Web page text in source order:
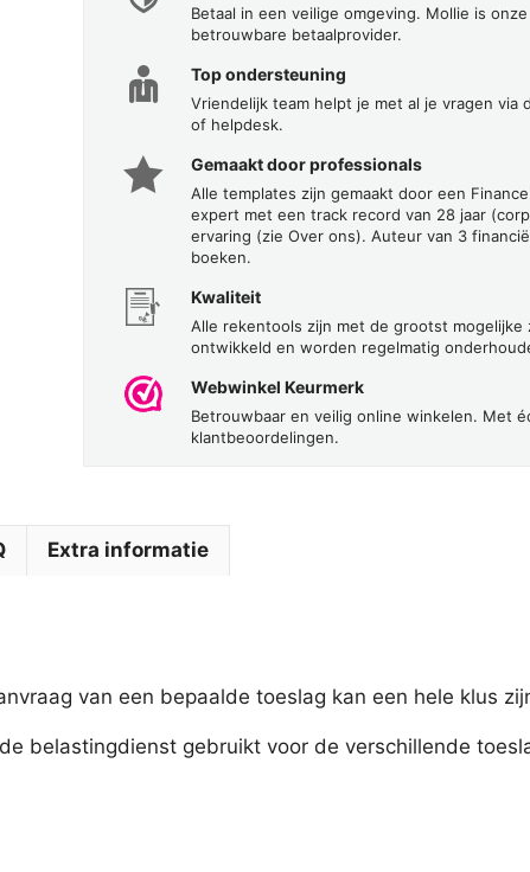
Betaal in een veilige omgeving. Mollie is onze
betrouwbare betaalprovider.
Top ondersteuning
Vriendelijk team helpt je met al je vragen via
of helpdesk.
Gemaakt door professionals
Alle templates zijn gemaakt door een Finance
expert met een track record van 28 jaar
ervaring (zie Over ons). Auteur van 3
boeken.
Kwaliteit
Alle rekentools zijn met de grootst mogelijke
ontwikkeld en worden regelmatig
Webwinkel Keurmerk
Betrouwbaar en veilig online winkelen. Met
klantbeoordelingen.
Extra informatie
van een bepaalde toeslag kan een hele klus
belastingdienst gebruikt voor de verschillende